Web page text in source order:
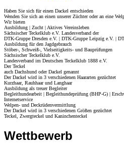
Haben Sie sich für einen Dackel entschieden
Wenden Sie sich an einen unserer Züchter oder an eine
Wir bieten
Ausbildung | Zucht | Aktives Vereinsleben
Sächsischer Teckelklub e.V. Landesverband der
DTK-Gruppe Dresden e.V. | DTK-Gruppe Leipzig e.V. |
Ausbildung für den Jagdgebrauch
Stöber-, Schweiß-, Vielseitigkeits- und Bauprüfungen
Sächsischer Teckelklub e.V.
Landesverband im Deutschen Teckelklub 1888 e.V.
Der Teckel
auch Dachshund oder Dackel genannt
Der Dackel wird in 3 verschiedenen Haararten gezüchtet
Kurzhaar, Rauhhaar und Langhaar
Ausbildung als treuer Begleiter
Begleithundearbeit | Begleithundeprüfung (BHP-G) |
Internetservice
Welpen- und Deckrüdenvermittlung
Der Dackel wird in 3 verschiedenen Größen gezüchtet
Teckel, Zwergteckel und Kaninchenteckel
Wettbewerb